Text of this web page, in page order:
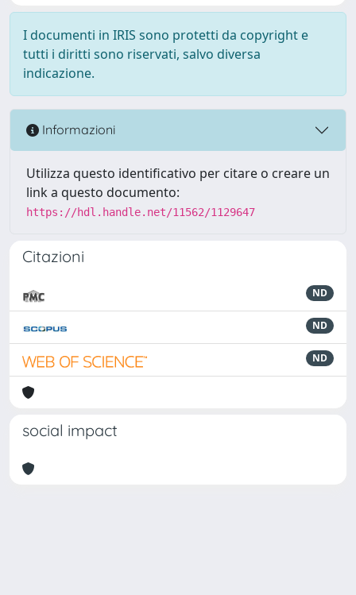
I documenti in IRIS sono protetti da copyright e
tutti i diritti sono riservati, salvo diversa
indicazione.
Informazioni
Utilizza questo identificativo per citare o creare un
link a questo documento:
https://hdl.handle.net/11562/1129647
Citazioni
ND
ND
ND
social impact